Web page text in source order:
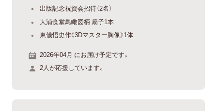
出版記念祝賀会招待（2名）
大浦食堂鳥瞰図柄 扇子1本
東儀悟史作《3Dマスター胸像》1体
2026年04月 にお届け予定です。
2人が応援しています。